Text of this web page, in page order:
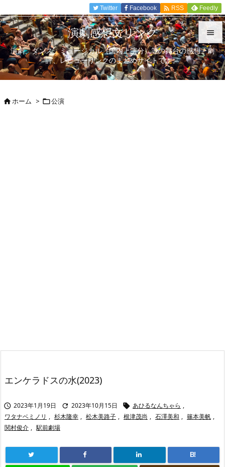


メニュ

Twitter Facebook  RSS Feedly
演劇感想文リンク
演劇、ダンス、ミュージカル（国内上演分）等の舞台の感想、劇
評、レビューリンクのまとめサイトです。
ホーム > 公演
エンケラドスの水(2023)
 2023年1月19日  2023年10月15日  あひるなんちゃら ,
ワタナベミノリ , 杉木隆幸 , 松木美路子 , 根津茂尚 , 石澤美和 , 篠本美帆 ,
関村俊介 , 駅前劇場
B!